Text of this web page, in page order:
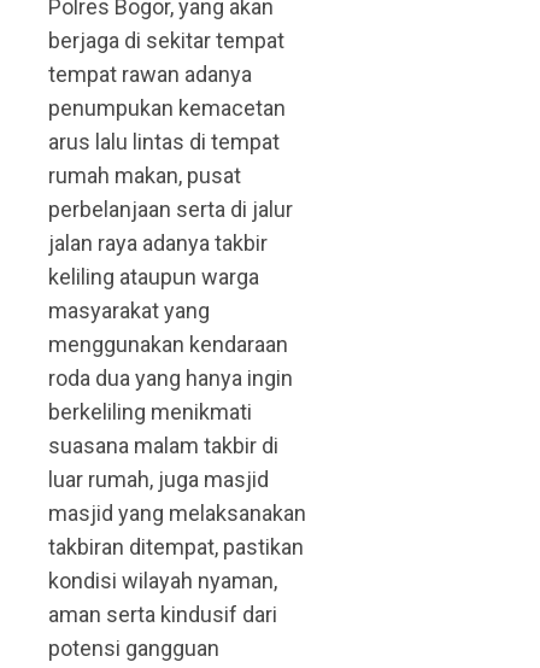
Polres Bogor, yang akan
berjaga di sekitar tempat
tempat rawan adanya
penumpukan kemacetan
arus lalu lintas di tempat
rumah makan, pusat
perbelanjaan serta di jalur
jalan raya adanya takbir
keliling ataupun warga
masyarakat yang
menggunakan kendaraan
roda dua yang hanya ingin
berkeliling menikmati
suasana malam takbir di
luar rumah, juga masjid
masjid yang melaksanakan
takbiran ditempat, pastikan
kondisi wilayah nyaman,
aman serta kindusif dari
potensi gangguan